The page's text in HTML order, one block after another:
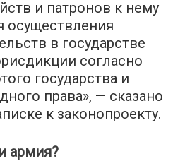
и патронов к нему
осуществления
в государстве
согласно
государства и
права», — сказано
к законопроекту.
армия?